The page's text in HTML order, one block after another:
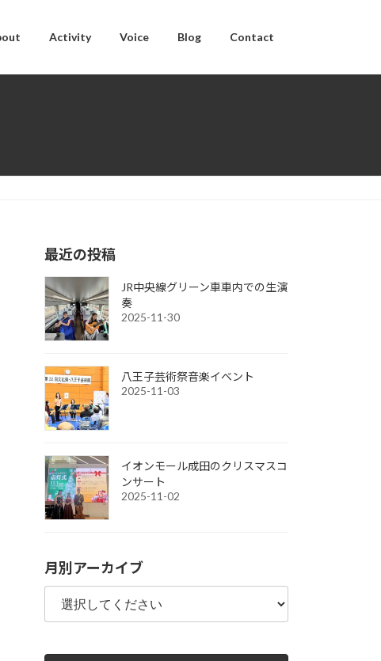
Activity Voice Blog Contact
最近の投稿
JR中央線グリーン車車内での生演
奏
2025-11-30
八王子芸術祭音楽イベント
2025-11-03
イオンモール成田のクリスマスコ
ンサート
2025-11-02
月別アーカイブ